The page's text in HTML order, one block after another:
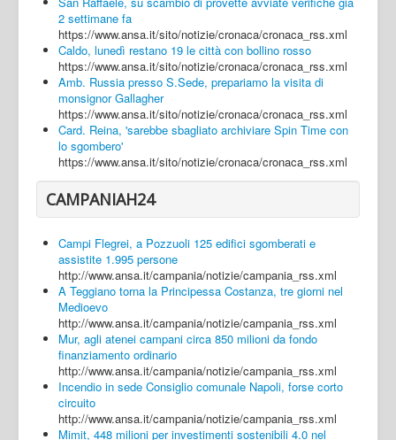
Login
2 settimane fa
https://www.ansa.it/sito/notizie/cronaca/cronaca_rss.xml
Caldo, lunedì restano 19 le città con bollino rosso
https://www.ansa.it/sito/notizie/cronaca/cronaca_rss.xml
Amb. Russia presso S.Sede, prepariamo la visita di
monsignor Gallagher
https://www.ansa.it/sito/notizie/cronaca/cronaca_rss.xml
Card. Reina, 'sarebbe sbagliato archiviare Spin Time con
lo sgombero'
https://www.ansa.it/sito/notizie/cronaca/cronaca_rss.xml
CAMPANIAH24
Campi Flegrei, a Pozzuoli 125 edifici sgomberati e
assistite 1.995 persone
http://www.ansa.it/campania/notizie/campania_rss.xml
A Teggiano torna la Principessa Costanza, tre giorni nel
Medioevo
http://www.ansa.it/campania/notizie/campania_rss.xml
Mur, agli atenei campani circa 850 milioni da fondo
finanziamento ordinario
http://www.ansa.it/campania/notizie/campania_rss.xml
Incendio in sede Consiglio comunale Napoli, forse corto
circuito
http://www.ansa.it/campania/notizie/campania_rss.xml
Mimit, 448 milioni per investimenti sostenibili 4.0 nel